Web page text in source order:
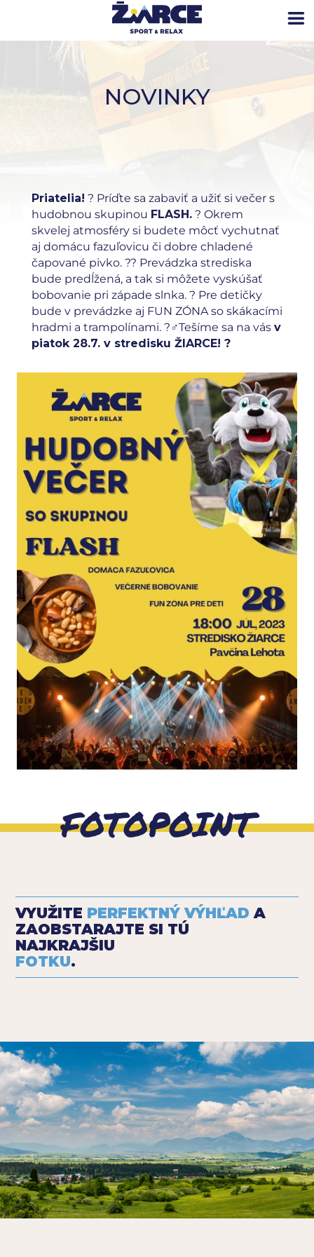
NOVINKY
Priatelia! ? Príďte sa zabaviť a užiť si večer s
hudobnou skupinou FLASH.? Okrem
skvelej atmosféry si budete môcť vychutnať
aj domácu fazuľovicu či dobre chladené
čapované pivko. ?? Prevádzka strediska
bude predĺžená, a tak si môžete vyskúšať
bobovanie pri západe slnka. ? Pre detičky
bude v prevádzke aj FUN ZÓNA so skákacími
hradmi a trampolínami. ?‍♂️Tešíme sa na vás v
piatok 28.7. v stredisku ŽIARCE! ?
FOTOPOINT
VYUŽITE PERFEKTNÝ VÝHĽAD A
ZAOBSTARAJTE SI TÚ
NAJKRAJŠIU
FOTKU.